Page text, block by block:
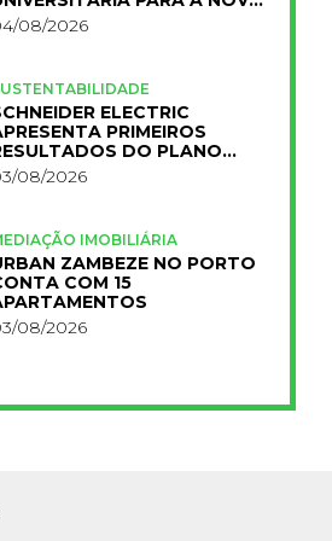
08/2026
ELECTRIC
PRIMEIROS
DO PLANO
2030
08/2026
IMOBILIÁRIA
ZAMBEZE NO PORTO
COM 15
08/2026